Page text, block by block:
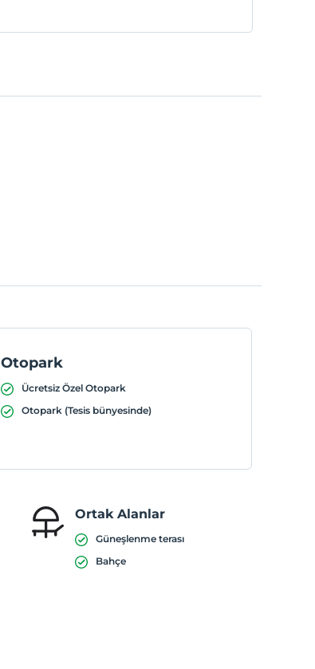
Otopark
Ücretsiz Özel Otopark
Otopark (Tesis bünyesinde)
Ortak Alanlar
Güneşlenme terası
Bahçe